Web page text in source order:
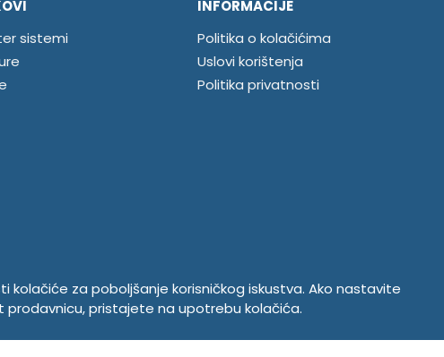
sistemi
INFORMACIJE
Politika o kolačićima
Uslovi korištenja
Politika privatnosti
kolačiće za poboljšanje korisničkog iskustva. Ako nastavite
pristajete na upotrebu kolačića.